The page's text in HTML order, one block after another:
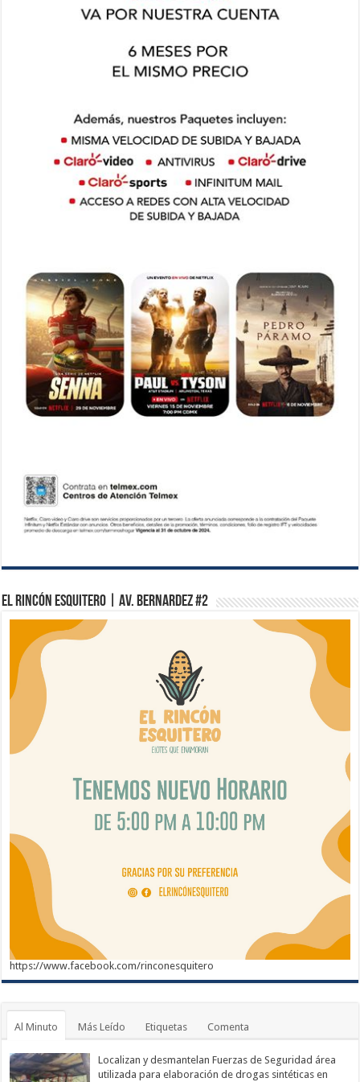
El Rincón Esquitero | Av. Bernardez #2
https://www.facebook.com/rinconesquitero
Al Minuto Más Leído Etiquetas Comenta
Localizan y desmantelan Fuerzas de Seguridad área
utilizada para elaboración de drogas sintéticas en